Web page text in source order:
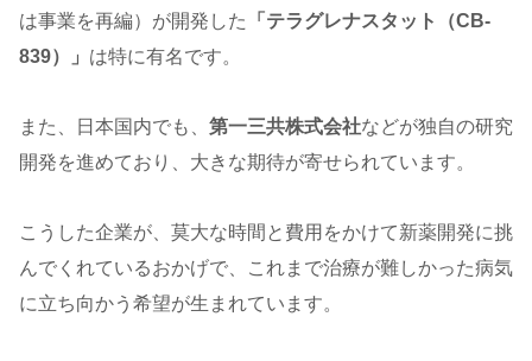
は事業を再編）が開発した
「テラグレナスタット（CB-
839）」 は特に有名です。
また、日本国内でも、 第一三共株式会社などが独自の研究
開発を進めており、大きな期待が寄せられています。
こうした企業が、莫大な時間と費用をかけて新薬開発に挑
んでくれているおかげで、これまで治療が難しかった病気
に立ち向かう希望が生まれています。